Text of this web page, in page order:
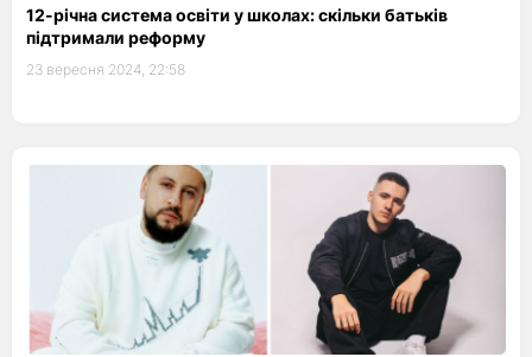
12-річна система освіти у школах: скільки батьків
підтримали реформу
23 вересня 2024, 22:58